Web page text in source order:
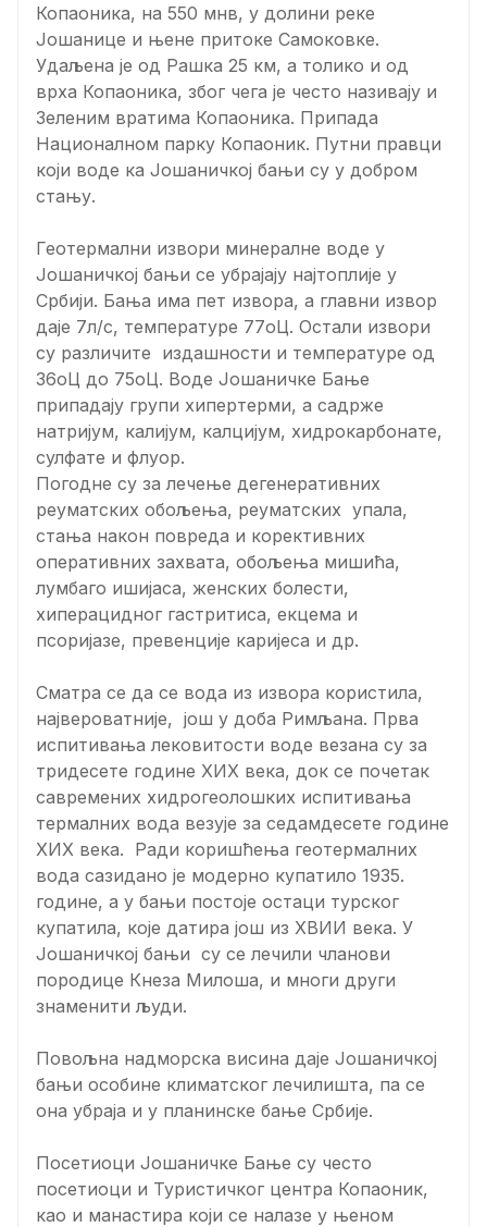
Копаоника, на 550 мнв, у долини реке
Јошанице и њене притоке Самоковке.
Удаљена је од Рашка 25 км, а толико и од
врха Копаоника, због чега је често називају и
Зеленим вратима Копаоника. Припада
Националном парку Копаоник. Путни правци
који воде ка Јошаничкој бањи су у добром
стању.
Геотермални извори минералне воде у
Јошаничкој бањи се убрајају најтоплије у
Србији. Бања има пет извора, а главни извор
даје 7л/с, температуре 77оЦ. Остали извори
су различите издашности и температуре од
36оЦ до 75оЦ. Воде Јошаничке Бање
припадају групи хипертерми, а садрже
натријум, калијум, калцијум, хидрокарбонате,
сулфате и флуор.
Погодне су за лечење дегенеративних
реуматских обољења, реуматских упала,
стања након повреда и корективних
оперативних захвата, обољења мишића,
лумбаго ишијаса, женских болести,
хиперацидног гастритиса, екцема и
псоријазе, превенције каријеса и др.
Сматра се да се вода из извора користила,
највероватније, још у доба Римљана. Прва
испитивања лековитости воде везана су за
тридесете године XИX века, док се почетак
савремених хидрогеолошких испитивања
термалних вода везује за седамдесете године
XИX века. Ради коришћења геотермалних
вода сазидано је модерно купатило 1935.
године, а у бањи постоје остаци турског
купатила, које датира још из XВИИ века. У
Јошаничкој бањи су се лечили чланови
породице Кнеза Милоша, и многи други
знаменити људи.
Повољна надморска висина даје Јошаничкој
бањи особине климатског лечилишта, па се
она убраја и у планинске бање Србије.
Посетиоци Јошаничке Бање су често
посетиоци и Туристичког центра Копаоник,
као и манастира који се налазе у њеном